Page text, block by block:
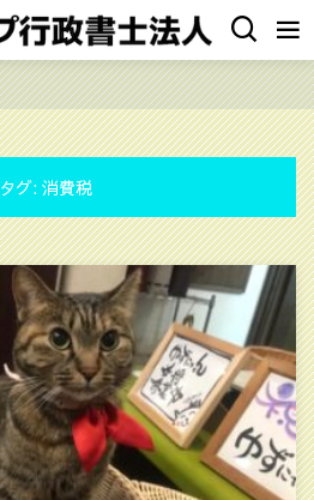
タグ: 消費税